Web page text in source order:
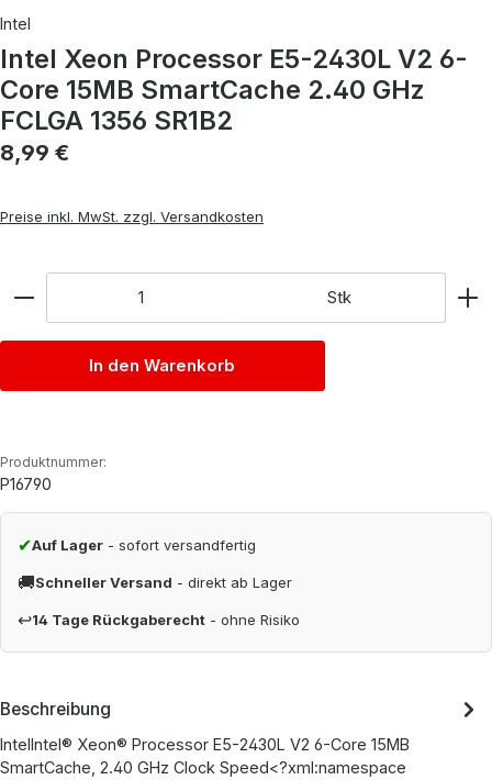
Intel
Intel Xeon Processor E5-2430L V2 6-
Core 15MB SmartCache 2.40 GHz
FCLGA 1356 SR1B2
Regulärer Preis:
8,99 €
Preise inkl. MwSt. zzgl. Versandkosten
Stk
In den Warenkorb
Produktnummer:
P16790
✔Auf Lager - sofort versandfertig
🚚Schneller Versand - direkt ab Lager
↩14 Tage Rückgaberecht - ohne Risiko
Beschreibung
IntelIntel® Xeon® Processor E5-2430L V2 6-Core 15MB
SmartCache, 2.40 GHz Clock Speed<?xml:namespace